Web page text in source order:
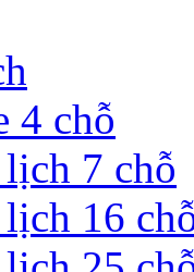
4 chỗ
7 chỗ
16